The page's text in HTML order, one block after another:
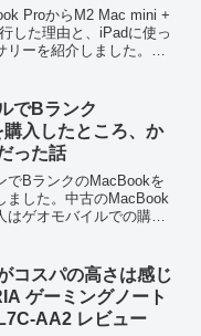
一部提供
ProからM2 Mac mini +
した理由と、iPadに使っ
リーを紹介しました。価
でBランク
入したところ、か
った話
でBランクのMacBookを
ました。中古のMacBook
はゲオモバイルでの購入
コスパの高さは感じ
ゲーミングノート
AA2 レビュー